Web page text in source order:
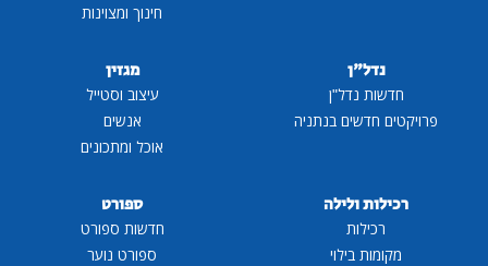
חינוך ומצוינות
נדל"ן
חדשות נדל"ן
פרויקטים חדשים בנתניה
מגזין
עיצוב וסטייל
אנשים
אוכל ומתכונים
רכילות ולילה
רכילות
מקומות בילוי
ספורט
חדשות ספורט
ספורט נוער